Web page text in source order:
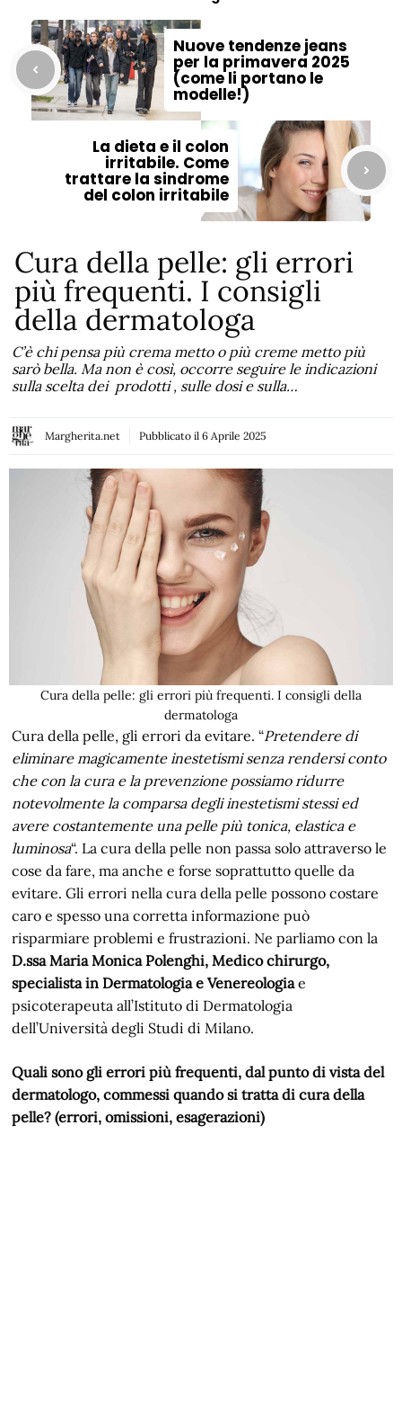
Nuove tendenze jeans
per la primavera 2025
(come li portano le
modelle!)
La dieta e il colon
irritabile. Come
trattare la sindrome
del colon irritabile
Cura della pelle: gli errori
più frequenti. I consigli
della dermatologa
C’è chi pensa più crema metto o più creme metto più
sarò bella. Ma non è così, occorre seguire le indicazioni
sulla scelta dei prodotti , sulle dosi e sulla…
Margherita.net Pubblicato il 6 Aprile 2025
Cura della pelle: gli errori più frequenti. I consigli della
dermatologa
Cura della pelle, gli errori da evitare. “Pretendere di
eliminare magicamente inestetismi senza rendersi conto
che con la cura e la prevenzione possiamo ridurre
notevolmente la comparsa degli inestetismi stessi ed
avere costantemente una pelle più tonica, elastica e
luminosa“. La cura della pelle non passa solo attraverso le
cose da fare, ma anche e forse soprattutto quelle da
evitare. Gli errori nella cura della pelle possono costare
caro e spesso una corretta informazione può
risparmiare problemi e frustrazioni. Ne parliamo con la
D.ssa Maria Monica Polenghi, Medico chirurgo,
specialista in Dermatologia e Venereologiae
psicoterapeuta all’Istituto di Dermatologia
dell’Università degli Studi di Milano.
Quali sono gli errori più frequenti, dal punto di vista del
dermatologo, commessi quando si tratta di cura della
pelle? (errori, omissioni, esagerazioni)